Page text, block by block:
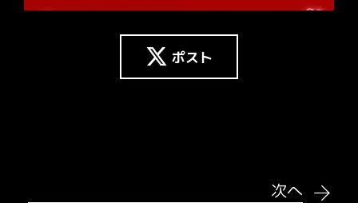
ポスト
次へ